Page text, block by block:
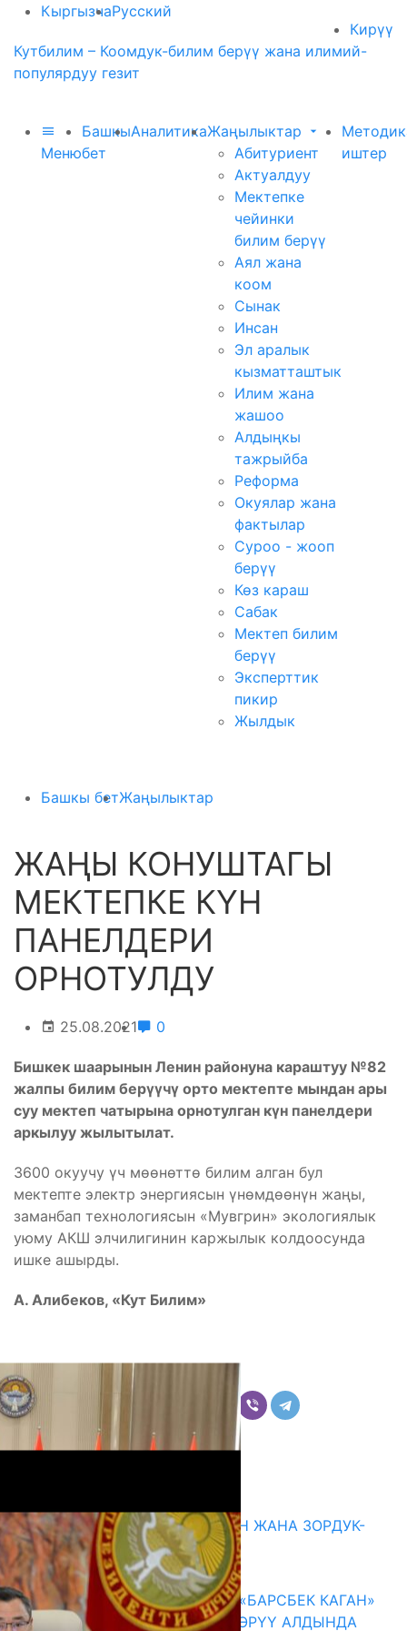
КыргызчаРусский
Кирүү
Кутбилим – Коомдук-билим берүү жана илимий-
популярдуу гезит
Меню
Башкы
бет
АналитикаЖаңылыктар
Абитуриент
Актуалдуу
Мектепке
чейинки
билим берүү
Аял жана
коом
Сынак
Инсан
Эл аралык
кызматташтык
Илим жана
жашоо
Алдыңкы
тажрыйба
Реформа
Окуялар жана
фактылар
Суроо - жооп
берүү
Көз караш
Сабак
Мектеп билим
берүү
Эксперттик
пикир
Жылдык
иштер
Башкы бетЖаңылыктар
ЖАҢЫ КОНУШТАГЫ
МЕКТЕПКЕ КҮН
ПАНЕЛДЕРИ
ОРНОТУЛДУ
25.08.2021 0
Бишкек шаарынын Ленин районуна караштуу №82
жалпы билим берүүчү орто мектепте мындан ары
суу мектеп чатырына орнотулган күн панелдери
аркылуу жылытылат.
3600 окуучу үч мөөнөттө билим алган бул
мектепте электр энергиясын үнөмдөөнүн жаңы,
заманбап технологиясын «Мувгрин» экологиялык
уюму АКШ элчилигинин каржылык колдоосунда
ишке ашырды.
А. Алибеков, «Кут Билим»
Комментарийлер
ГЕНДЕРДИК БАСМЫРЛООДОН ЖАНА ЗОРДУК-
ЗОМБУЛУКТАН КОРГОО
07.08.2026
КЫРГЫЗ ТАРЫХЫ ТАСМАДА: «БАРСБЕК КАГАН»
КӨРКӨМ ТАСМАСЫ ЖАРЫК КӨРҮҮ АЛДЫНДА